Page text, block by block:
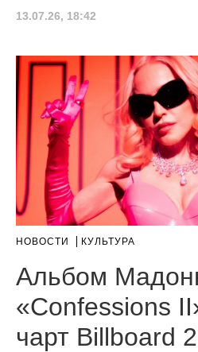
13.07.26, 18:42
НОВОСТИ КУЛЬТУРА
Альбом
«Confessions
чарт Billboard